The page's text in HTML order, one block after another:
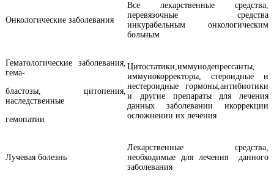
Онкологические заболевания
Все лекарственные средства,
перевязочные средства
инкурабельным онкологическим
больным
Гематологические заболевания,
гема-
бластозы, цитопения,
наследственные
гемопатии
Цитостатики,иммунодепрессанты,
иммунокорректоры, стероидные и
нестероидные гормоны,антибиотики
и другие препараты для лечения
данных заболевании икоррекции
осложнении их лечения
Лучевая болезнь
Лекарственные средства,
необходимые для лечения данного
заболевания